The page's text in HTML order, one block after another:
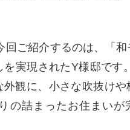
ご紹介するのは、「和
実現されたY様邸です
観に、小さな吹抜けや
の詰まったお住まいが